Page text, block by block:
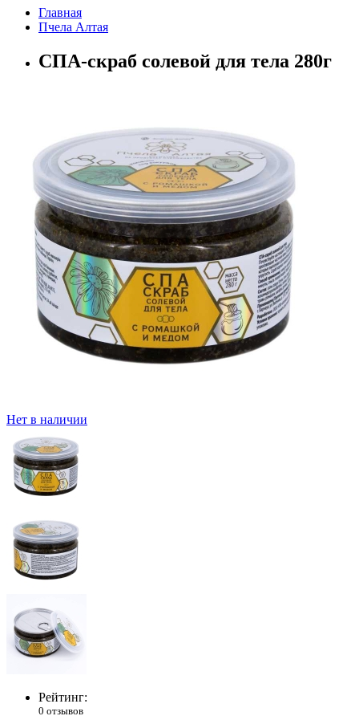
Главная
Пчела Алтая
СПА-скраб солевой для тела 280г
Нет в наличии
Рейтинг:
0 отзывов